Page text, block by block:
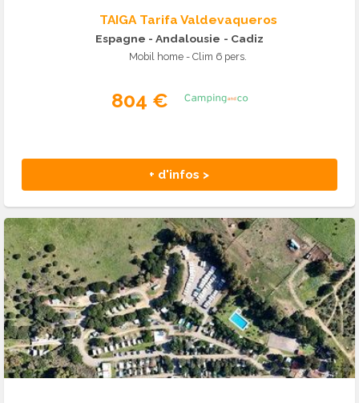
TAIGA Tarifa Valdevaqueros
Espagne - Andalousie - Cadiz
Mobil home - Clim 6 pers.
804 €
+ d'infos >